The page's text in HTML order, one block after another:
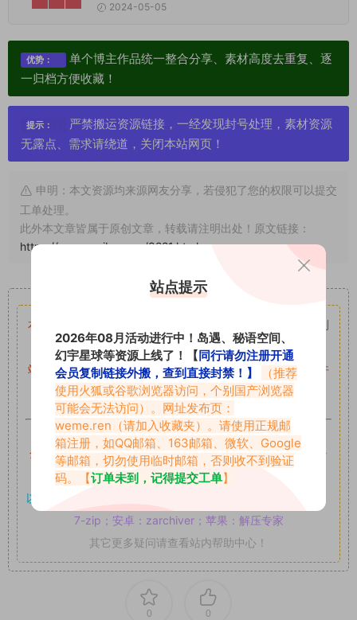
2024-05-05
优势：
单个博主作品统一整合分享、素材高度去重复、逐
一归档方便收藏！
提示：
严禁搬运资源链接，一经发现封号处理，素材资源
无露点、需求请绕道，关闭本站网页！
申明：本文资源均来源网友分享，若侵犯了您的权限可以提交
工单处理。
此外本文章皆属于原创文章，转载请注明出处！原文链接：
https://www.vmiba.com/8221.html
重要声明
本站资源均来自网络分享，如有侵犯你的权益请私信留言
收到
留言后，我们会第一时间进行审核后删除。
站内资源为网友个人学习或测试研究使用，未经原版权作者许
可,禁止用于任何商业途径！请在下载24小时内删除！
如果遇到付费才可获取的素材，建议升级对应的VIP。
全站付费素材可提供补档服务 “ 均有备份”，素材以主流网盘分
享。
以7z、7z分卷格式压缩，
7-zip；安卓：zarchiver；苹果：解压专家
其它更多疑问请查看站内帮助中心！
0 0
站点提示
2026年08月活动进行中！岛遇、秘语空间、
幻宇星球等资源上线了！【同行请勿注册开通
会员复制链接外搬，查到直接封禁！】
（推荐
使用火狐或谷歌浏览器访问，个别国产浏览器
可能会无法访问）。网址发布页：
weme.ren （请加入收藏夹）。请使用正规邮
箱注册，如QQ邮箱、163邮箱、微软、Google
等邮箱，切勿使用临时邮箱，否则收不到验证
码。【订单未到，记得提交工单】